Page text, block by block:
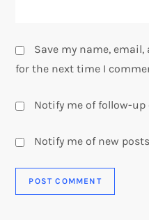
Save my name,
for the next time I
Notify me of follow-
Notify me of new